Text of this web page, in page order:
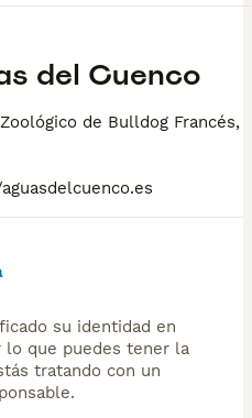
del Cuenco
de Bulldog Francés,
su identidad en
lo que puedes tener la
tratando con un